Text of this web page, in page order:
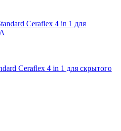
Ceraflex 4 in 1 для скрытого